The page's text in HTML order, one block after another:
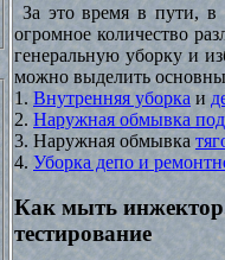
За это время в пути, в
огромное количество
генеральную уборку и
можно выделить
1. Внутренняя уборка и
2. Наружная обмывка
3. Наружная обмывка
4. Уборка депо и
Как мыть
тестирование